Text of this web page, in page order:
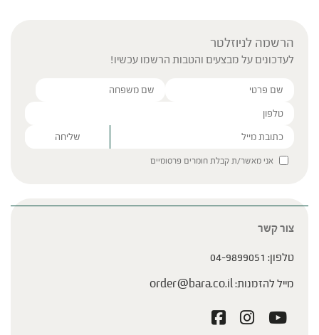
הרשמה לניוזלטר
לעדכונים על מבצעים והטבות הרשמו עכשיו!
Please leave this field empty.
אני מאשר/ת קבלת חומרים פרסומיים
צור קשר
טלפון: 04-9899051
מייל להזמנות:order@bara.co.il